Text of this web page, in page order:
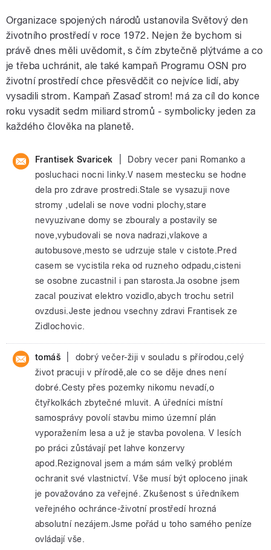
Organizace spojených národů ustanovila Světový den
životního prostředí v roce 1972. Nejen že bychom si
právě dnes měli uvědomit, s čím zbytečně plýtváme a co
je třeba uchránit, ale také kampaň Programu OSN pro
životní prostředí chce přesvědčit co nejvíce lidí, aby
vysadili strom. Kampaň Zasaď strom! má za cíl do konce
roku vysadit sedm miliard stromů - symbolicky jeden za
každého člověka na planetě.
Frantisek Svaricek
Dobry vecer pani Romanko a
posluchaci nocni linky.V nasem mestecku se hodne
dela pro zdrave prostredi.Stale se vysazuji nove
stromy ,udelali se nove vodni plochy,stare
nevyuzivane domy se zbouraly a postavily se
nove,vybudovali se nova nadrazi,vlakove a
autobusove,mesto se udrzuje stale v cistote.Pred
casem se vycistila reka od ruzneho odpadu,cisteni
se osobne zucastnil i pan starosta.Ja osobne jsem
zacal pouzivat elektro vozidlo,abych trochu setril
ovzdusi.Jeste jednou vsechny zdravi Frantisek ze
Zidlochovic.
tomáš
dobrý večer-žiji v souladu s přírodou,celý
život pracuji v přírodě,ale co se děje dnes není
dobré.Cesty přes pozemky nikomu nevadí,o
čtyřkolkách zbytečné mluvit. A úředníci místní
samosprávy povolí stavbu mimo územní plán
vyporažením lesa a už je stavba povolena. V lesích
po práci zůstávají pet lahve konzervy
apod.Rezignoval jsem a mám sám velký problém
ochranit své vlastnictví. Vše musí být oploceno jinak
je považováno za veřejné. Zkušenost s úředníkem
veřejného ochránce-životní prostředí hrozná
absolutní nezájem.Jsme pořád u toho samého peníze
ovládají vše.